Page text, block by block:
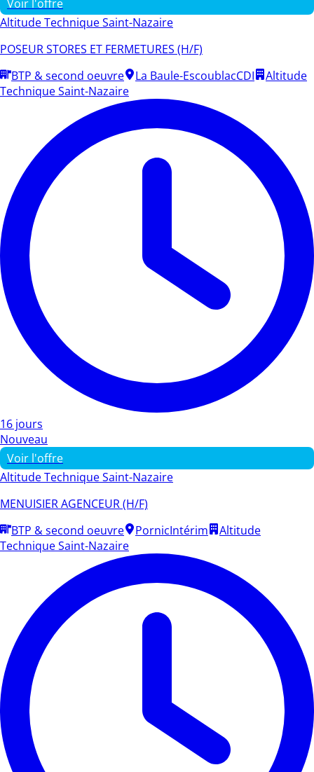
Voir l'offre
Altitude Technique Saint-Nazaire
POSEUR STORES ET FERMETURES (H/F)
BTP & second oeuvre
La Baule-EscoublacCDI
Altitude
Technique Saint-Nazaire
16 jours
Nouveau
Voir l'offre
Altitude Technique Saint-Nazaire
MENUISIER AGENCEUR (H/F)
BTP & second oeuvre
PornicIntérim
Altitude
Technique Saint-Nazaire